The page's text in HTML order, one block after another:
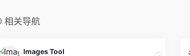
相关导航
Images Tool